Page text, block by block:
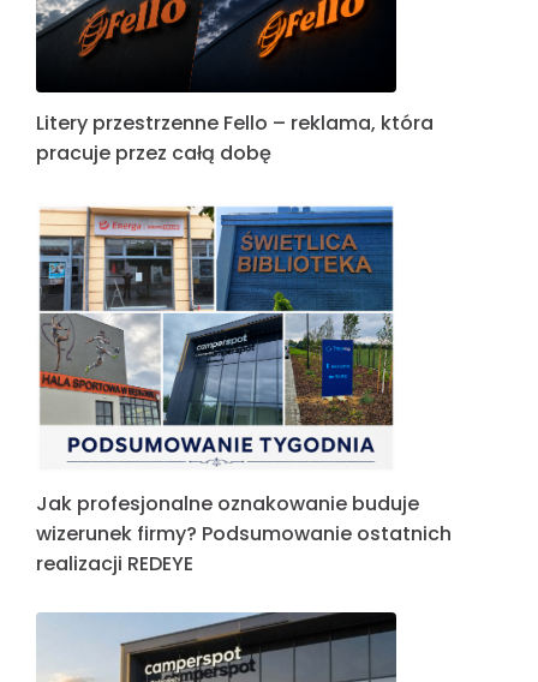
Litery przestrzenne Fello – reklama, która
pracuje przez całą dobę
Jak profesjonalne oznakowanie buduje
wizerunek firmy? Podsumowanie ostatnich
realizacji REDEYE